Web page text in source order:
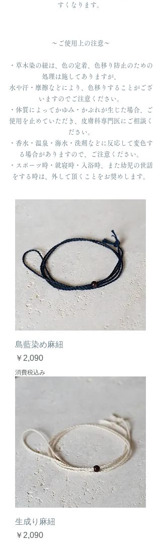
すくなります。
〜ご使用上の注意〜
・草木染の紐は、色の定着、色移り防止のための
処理は施してありますが、
水や汗・摩擦などにより、色移りすることがござ
いますのでご注意ください。
・体質によってかゆみ・かぶれが生じた場合、ご
使用を止めていただき、皮膚科専門医にご相談く
ださい。
・香水・温泉・海水・洗剤などに反応して変色す
る場合がありますので、ご注意ください。
・スポーツ時・就寝時・入浴時、また幼児の世話
をする時は、外して頂くことをお奨めします。
島藍染め麻紐
価格
￥2,090
消費税込み
生成り麻紐
価格
￥2,090